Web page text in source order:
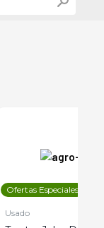
Ofertas Especiales
Usado